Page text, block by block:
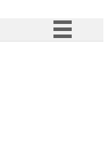
informação